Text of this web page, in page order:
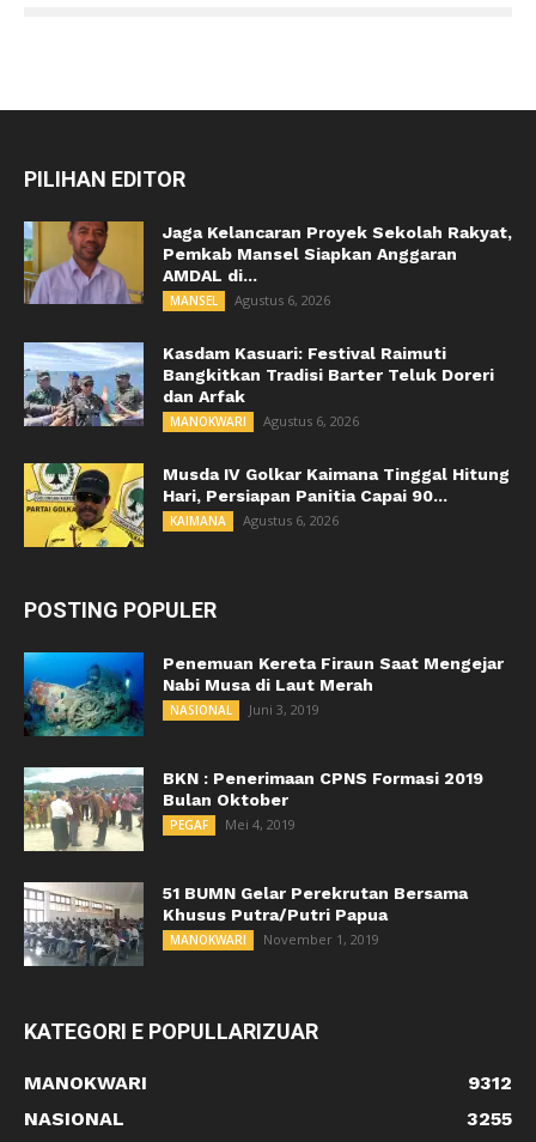
PILIHAN EDITOR
Jaga Kelancaran Proyek Sekolah Rakyat,
Pemkab Mansel Siapkan Anggaran
AMDAL di...
MANSEL Agustus 6, 2026
Kasdam Kasuari: Festival Raimuti
Bangkitkan Tradisi Barter Teluk Doreri
dan Arfak
MANOKWARI Agustus 6, 2026
Musda IV Golkar Kaimana Tinggal Hitung
Hari, Persiapan Panitia Capai 90...
KAIMANA Agustus 6, 2026
POSTING POPULER
Penemuan Kereta Firaun Saat Mengejar
Nabi Musa di Laut Merah
NASIONAL Juni 3, 2019
BKN : Penerimaan CPNS Formasi 2019
Bulan Oktober
PEGAF Mei 4, 2019
51 BUMN Gelar Perekrutan Bersama
Khusus Putra/Putri Papua
MANOKWARI November 1, 2019
KATEGORI E POPULLARIZUAR
MANOKWARI
9312
NASIONAL
3255